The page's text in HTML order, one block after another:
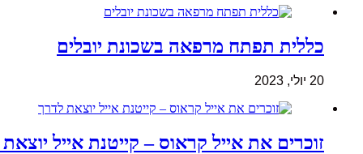
כללית תפתח מרפאה בשכונת יובלים
20 יולי, 2023
זוכרים את אייל קראוס – קייטנת אייל